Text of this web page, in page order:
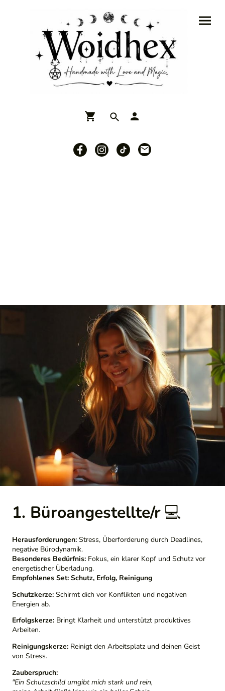
1. Büroangestellte/r 💻
Herausforderungen: Stress, Überforderung durch Deadlines,
negative Bürodynamik.
Besonderes Bedürfnis: Fokus, ein klarer Kopf und Schutz vor
energetischer Überladung.
Empfohlenes Set: Schutz, Erfolg, Reinigung
Schutzkerze: Schirmt dich vor Konflikten und negativen
Energien ab.
Erfolgskerze: Bringt Klarheit und unterstützt produktives
Arbeiten.
Reinigungskerze: Reinigt den Arbeitsplatz und deinen Geist
von Stress.
Zauberspruch:
"Ein Schutzschild umgibt mich stark und rein,